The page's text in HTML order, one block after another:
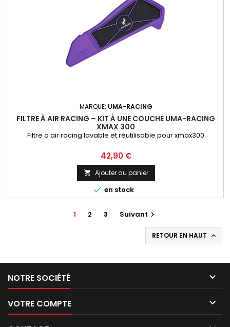
MARQUE: UMA-RACING
FILTRE À AIR RACING – KIT À UNE COUCHE UMA-RACING
XMAX 300
Filtre a air racing lavable et réutilisable pour xmax300
Prix
42,90 €
 Ajouter au panier
 en stock
1 2 3 Suivant 
RETOUR EN HAUT 
NOTRE SOCIÉTÉ 
VOTRE COMPTE 